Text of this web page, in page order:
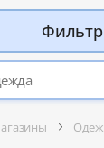
Фильтр